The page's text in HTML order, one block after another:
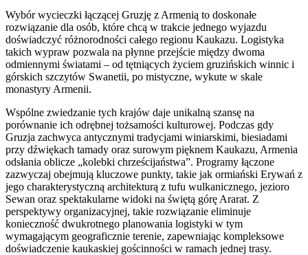
Wybór wycieczki łączącej Gruzję z Armenią to doskonałe
rozwiązanie dla osób, które chcą w trakcie jednego wyjazdu
doświadczyć różnorodności całego regionu Kaukazu. Logistyka
takich wypraw pozwala na płynne przejście między dwoma
odmiennymi światami – od tętniących życiem gruzińskich winnic i
górskich szczytów Swanetii, po mistyczne, wykute w skale
monastyry Armenii.
Wspólne zwiedzanie tych krajów daje unikalną szansę na
porównanie ich odrębnej tożsamości kulturowej. Podczas gdy
Gruzja zachwyca antycznymi tradycjami winiarskimi, biesiadami
przy dźwiękach tamady oraz surowym pięknem Kaukazu, Armenia
odsłania oblicze „kolebki chrześcijaństwa”. Programy łączone
zazwyczaj obejmują kluczowe punkty, takie jak ormiański Erywań z
jego charakterystyczną architekturą z tufu wulkanicznego, jezioro
Sewan oraz spektakularne widoki na świętą górę Ararat. Z
perspektywy organizacyjnej, takie rozwiązanie eliminuje
konieczność dwukrotnego planowania logistyki w tym
wymagającym geograficznie terenie, zapewniając kompleksowe
doświadczenie kaukaskiej gościnności w ramach jednej trasy.